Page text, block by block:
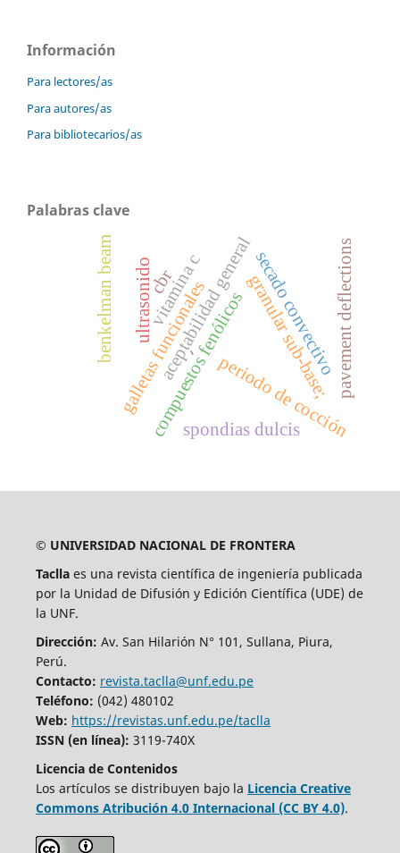
Información
Para lectores/as
Para autores/as
Para bibliotecarios/as
Palabras clave
compuestos fenólicos
aceptabilidad general
periodo de cocción
galletas funcionales
vitamina c granular sub-base;
spondias dulcis
secado convectivo
ultrasonidocbr pavement deflections
benkelman beam -
© UNIVERSIDAD NACIONAL DE FRONTERA
Tacllaes una revista científica de ingeniería publicada
por la Unidad de Difusión y Edición Científica (UDE) de
la UNF.
Dirección: Av. San Hilarión N° 101, Sullana, Piura,
Perú.
Contacto: revista.taclla@unf.edu.pe
Teléfono: (042) 480102
Web: https://revistas.unf.edu.pe/taclla
ISSN (en línea): 3119-740X
Licencia de Contenidos
Los artículos se distribuyen bajo la Licencia Creative
Commons Atribución 4.0 Internacional (CC BY 4.0).